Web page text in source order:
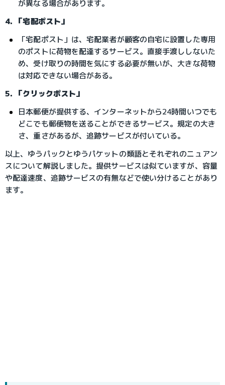
が異なる場合があります。
4. 「宅配ポスト」
「宅配ポスト」は、宅配業者が顧客の自宅に設置した専用
のポストに荷物を配達するサービス。直接手渡ししないた
め、受け取りの時間を気にする必要が無いが、大きな荷物
は対応できない場合がある。
5. 「クリックポスト」
日本郵便が提供する、インターネットから24時間いつでも
どこでも郵便物を送ることができるサービス。規定の大き
さ、重さがあるが、追跡サービスが付いている。
以上、ゆうパックとゆうパケットの類語とそれぞれのニュアン
スについて解説しました。提供サービスは似ていますが、容量
や配達速度、追跡サービスの有無などで使い分けることがあり
ます。